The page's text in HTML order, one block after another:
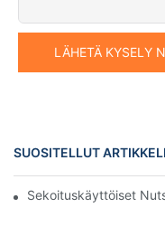
LÄHETÄ KYSELY
SUOSITELLUT
Sekoituskäyttöiset